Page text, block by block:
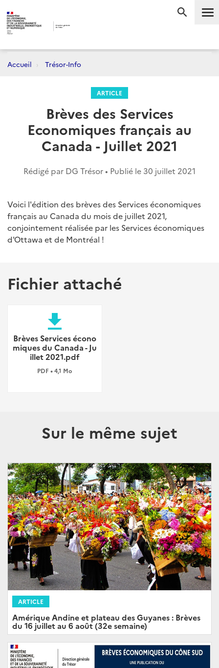
Accueil Trésor-Info
ARTICLE
Brèves des Services
Economiques français au
Canada - Juillet 2021
Rédigé par DG Trésor • Publié le 30 juillet 2021
Voici l'édition des brèves des Services économiques
français au Canada du mois de juillet 2021,
conjointement réalisée par les Services économiques
d'Ottawa et de Montréal !
Fichier attaché
file_download
Brèves Services écono
miques du Canada - Ju
illet 2021.pdf
PDF • 4,1 Mo
Sur le même sujet
ARTICLE
Amérique Andine et plateau des Guyanes : Brèves
du 16 juillet au 6 août (32e semaine)